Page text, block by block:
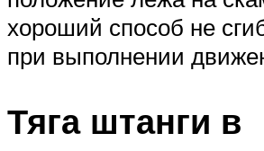
хороший способ не
при выполнении
Тяга штанги в